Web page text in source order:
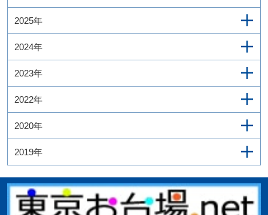
2025年
2024年
2023年
2022年
2020年
2019年